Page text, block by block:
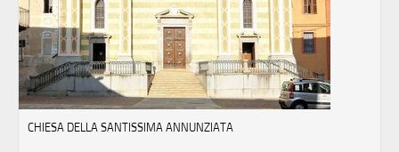
CHIESA DELLA SANTISSIMA ANNUNZIATA